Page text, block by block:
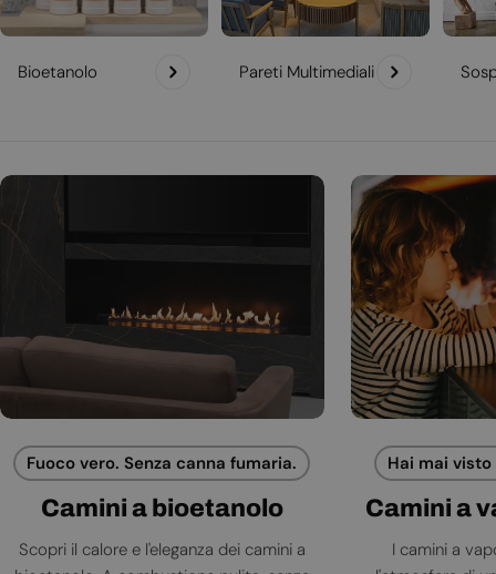
Bioetanolo Pareti Multimediali
Fuoco vero. Senza canna fumaria.
Camini a bioetanolo
Scopri il calore e l'eleganza dei camini a
Hai mai
Camini a
I camini a